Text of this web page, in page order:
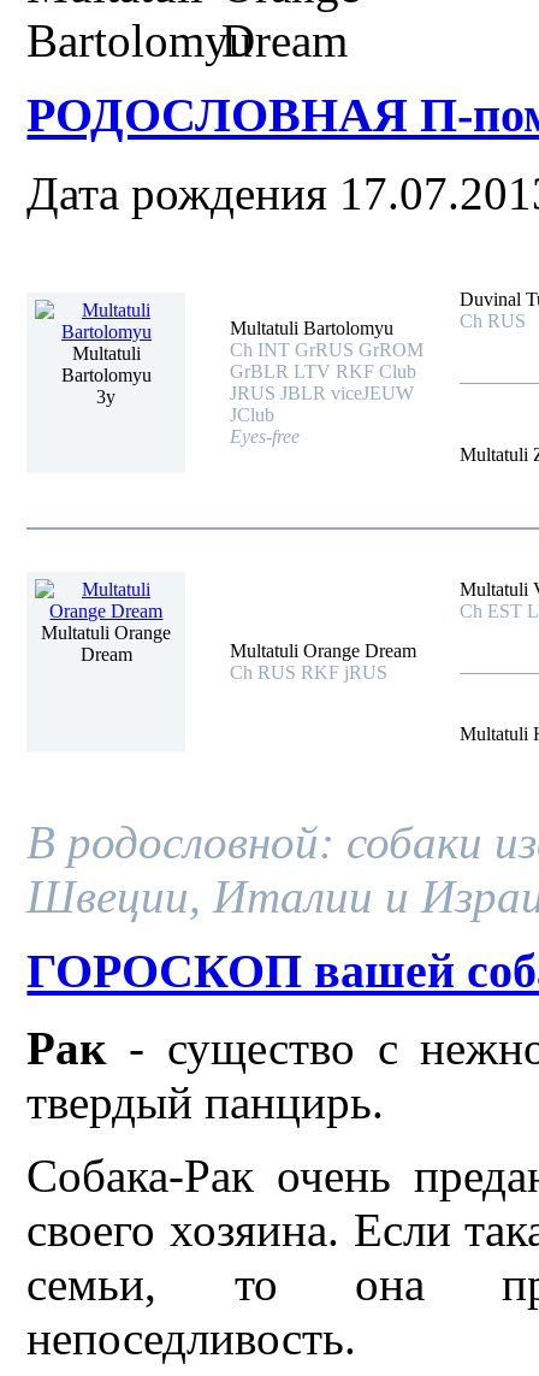
РОДОСЛОВНАЯ П-
Дата рождения
Multatuli
Bartolomyu
3y
Multatuli Bartolomyu
Ch INT GrRUS GrROM
GrBLR LTV RKF Club
JRUS JBLR viceJEUW
JClub
Eyes-free
Duvinal
Ch RUS
Multatuli
Multatuli Orange
Dream
Multatuli Orange Dream
Ch RUS RKF jRUS
Multatuli
Ch EST
Multatuli
В родословной: собаки
Швеции, Италии и
ГОРОСКОП вашей
Рак- существо с
твердый панцирь.
Собака-Рак очень
своего хозяина. Если
семьи, то она
непоседливость.